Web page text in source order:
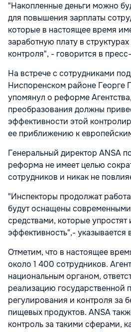
"Накопленные деньги можно
для повышения зарплаты
которые в настоящее время
заработную плату в
контроля", - говорится в
На встрече с сотрудниками
Ниспоренском районе Георге
упомянул о реформе
преобразования должны
эффективности этой
ее приближению к
Генеральный директор ANSA
реформа не имеет целью
сотрудников и никак не
"Инспекторы продолжат
будут оснащены
средствами, которые упростят
эффективность",- указывается
Отметим, что в настоящее
около 1 400 сотрудников.
национальным органом,
реализацию государственной
регулирования и контроля за
пищевых продуктов. ANSA
контроль за такими сферами,